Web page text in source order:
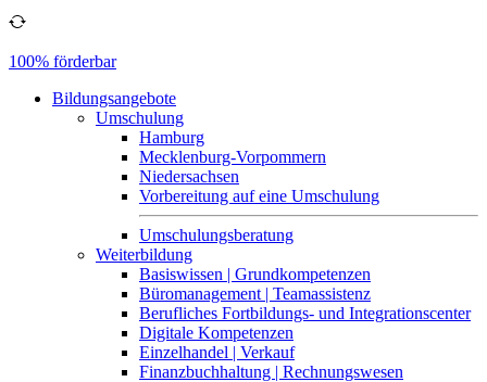
100% förderbar
Bildungsangebote
Umschulung
Hamburg
Mecklenburg-Vorpommern
Niedersachsen
Vorbereitung auf eine Umschulung
Umschulungsberatung
Weiterbildung
Basiswissen | Grundkompetenzen
Büromanagement | Teamassistenz
Berufliches Fortbildungs- und Integrationscenter
Digitale Kompetenzen
Einzelhandel | Verkauf
Finanzbuchhaltung | Rechnungswesen